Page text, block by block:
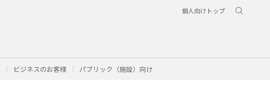
個人向けトップ
ビジネスのお客様 パブリック（施設）向け